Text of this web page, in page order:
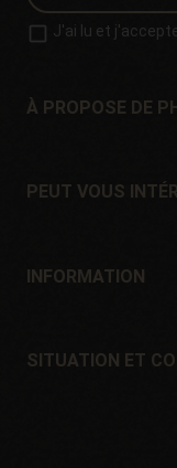
J'ai lu et
À PROPOSE DE
Situation et
PEUT VOUS
Offres
INFORMATION
Garantie et retours
SITUATION ET
Pol. Industrial